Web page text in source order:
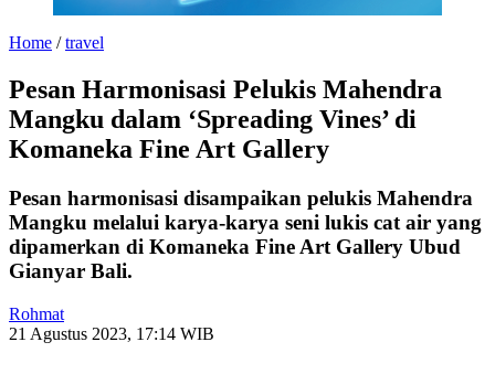
Home /travel
Pesan Harmonisasi Pelukis Mahendra
Mangku dalam ‘Spreading Vines’ di
Komaneka Fine Art Gallery
Pesan harmonisasi disampaikan pelukis Mahendra
Mangku melalui karya-karya seni lukis cat air yang
dipamerkan di Komaneka Fine Art Gallery Ubud
Gianyar Bali.
Rohmat
21 Agustus 2023, 17:14 WIB